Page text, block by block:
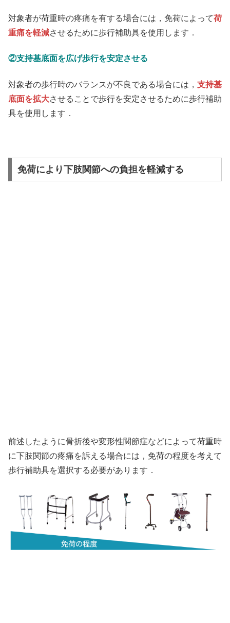
対象者が荷重時の疼痛を有する場合には，免荷によって荷
重痛を軽減させるために歩行補助具を使用します．
②支持基底面を広げ歩行を安定させる
対象者の歩行時のバランスが不良である場合には， 支持基
底面を拡大させることで歩行を安定させるために歩行補助
具を使用します．
免荷により下肢関節への負担を軽減する
前述したように骨折後や変形性関節症などによって荷重時
に下肢関節の疼痛を訴える場合には，免荷の程度を考えて
歩行補助具を選択する必要があります．